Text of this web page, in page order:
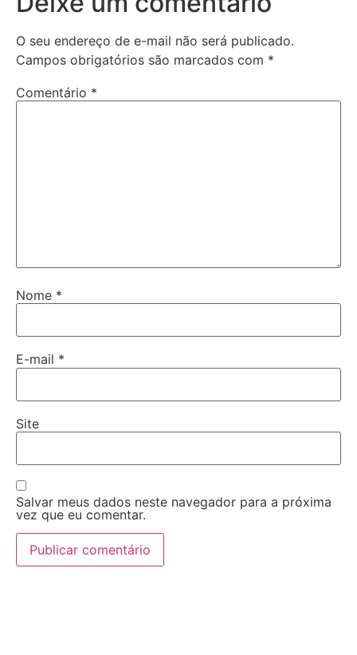
O seu endereço de e-mail não será publicado.
Campos obrigatórios são marcados com *
Comentário *
Nome *
E-mail *
Site
Salvar meus dados neste navegador para a próxima
vez que eu comentar.